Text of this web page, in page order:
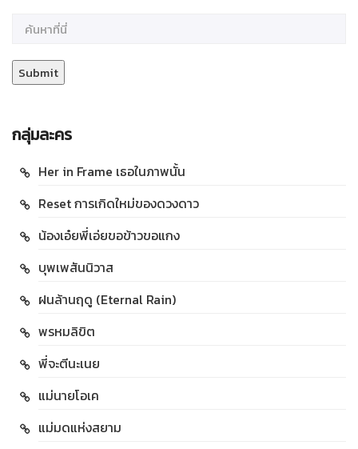
กลุ่มละคร
Her in Frame เธอในภาพนั้น
Reset การเกิดใหม่ของดวงดาว
น้องเอ๋ยพี่เอ่ยขอข้าวขอแกง
บุพเพสันนิวาส
ฝนล้านฤดู (Eternal Rain)
พรหมลิขิต
พี่จะตีนะเนย
แม่นายโอเค
แม่มดแห่งสยาม